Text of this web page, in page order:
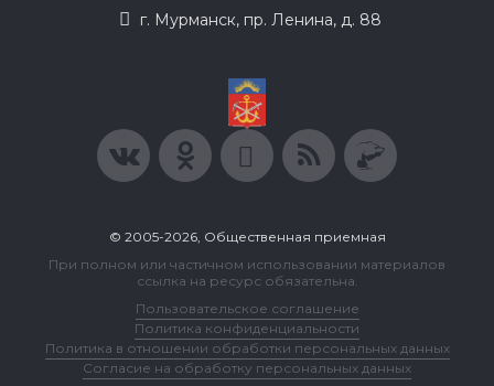
г. Мурманск, пр. Ленина, д. 88
© 2005-2026, Общественная приемная
При полном или частичном использовании материалов
ссылка на ресурс обязательна.
Пользовательское соглашение
Политика конфиденциальности
Политика в отношении обработки персональных данных
Согласие на обработку персональных данных